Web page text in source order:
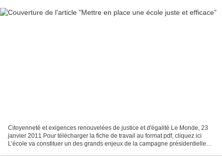
Citoyenneté et exigences renouvelées de justice et d'égalité Le Monde, 23
janvier 2011 Pour télécharger la fiche de travail au format pdf, cliquez ici
L’école va constituer un des grands enjeux de la campagne présidentielle